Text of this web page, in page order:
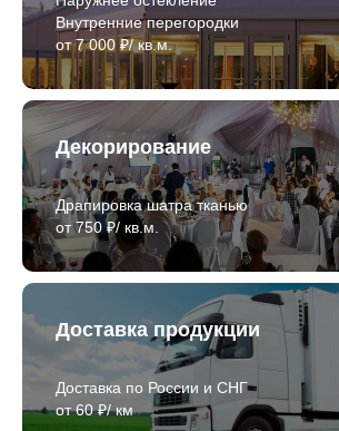
Внутренние перегородки
от 7 000 ₽/ кв.м.
Декорирование
Драпировка шатра тканью
от 750 ₽/ кв.м.
Доставка продукции
Доставка по России и СНГ
от 60 ₽/ км